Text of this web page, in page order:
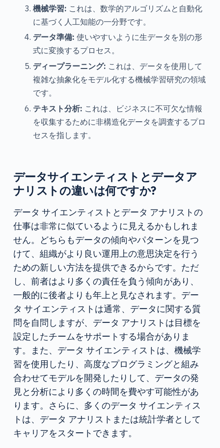
機械学習: これは、数学的アルゴリズムと自動化
に基づく人工知能の一分野です。
データ準備: 使いやすいように生データを別の形
式に変換するプロセス。
ディープラーニング: これは、データを使用して
複雑な抽象化をモデル化する機械学習研究の領域
です。
テキスト分析: これは、ビジネスに不可欠な情報
を収集するために非構造化データを調査するプロ
セスを指します。
データサイエンティストとデータア
ナリストの違いは何ですか?
データ サイエンティストとデータ アナリストの
仕事は非常に似ているように見えるかもしれま
せん。どちらもデータの傾向やパターンを見つ
けて、組織がより良い運用上の意思決定を行う
ための新しい方法を提供できるからです。ただ
し、前者はより多くの責任を負う傾向があり、
一般的に後者よりも年上と見なされます。デー
タ サイエンティストは通常、データに関する質
問を自問しますが、データ アナリストは目標を
設定したチームをサポートする場合がありま
す。また、データ サイエンティストは、機械学
習を使用したり、高度なプログラミングと組み
合わせてモデルを開発したりして、データの発
見と分析により多くの時間を費やす可能性があ
ります。さらに、多くのデータ サイエンティス
トは、データ アナリストまたは統計学者として
キャリアをスタートできます。